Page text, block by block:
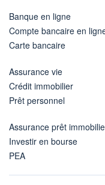
Banque en ligne
Compte bancaire en
Carte bancaire
Assurance vie
Crédit immobilier
Prêt personnel
Assurance prêt
Investir en bourse
PEA